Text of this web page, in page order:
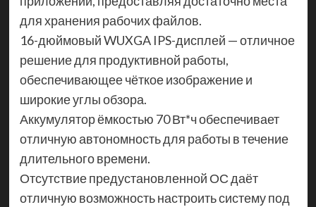
для хранения рабочих файлов.
16-дюймовый WUXGA IPS-дисплей — отличное
решение для продуктивной работы,
обеспечивающее чёткое изображение и
широкие углы обзора.
Аккумулятор ёмкостью 70 Вт*ч обеспечивает
отличную автономность для работы в течение
длительного времени.
Отсутствие предустановленной ОС даёт
отличную возможность настроить систему под